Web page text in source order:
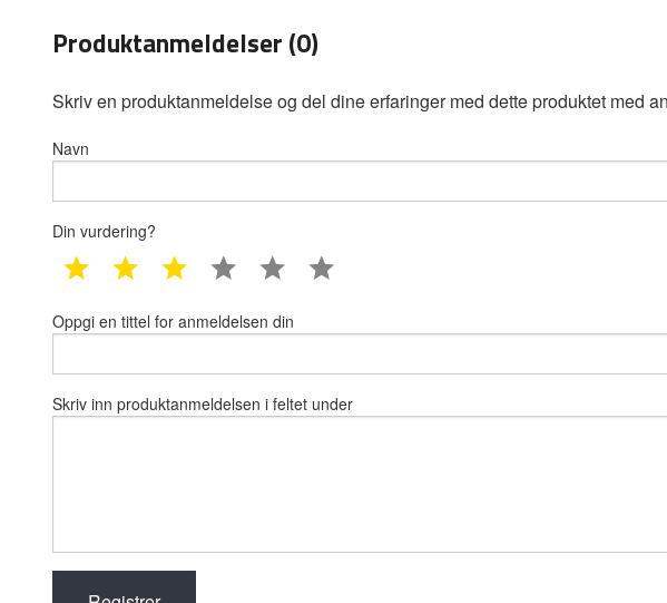
Produktanmeldelser (0)
Skriv en produktanmeldelse og del dine erfaringer med dette produktet med
Navn
Din vurdering?
1 star 2 star 3 star 4 star 5 star
Oppgi en tittel for anmeldelsen din
Skriv inn produktanmeldelsen i feltet under